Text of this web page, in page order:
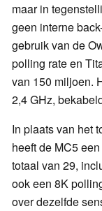
maar in
geen interne
gebruik van de
polling rate en
van 150 miljoen.
2,4 GHz,
In plaats van het
heeft de MC5
totaal van 29,
ook een 8K
over dezelfde